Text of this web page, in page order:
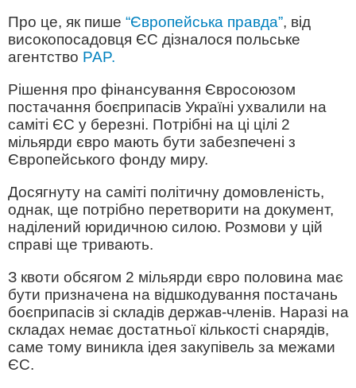
Про це, як пише “Європейська правда”, від
високопосадовця ЄС дізналося польське
агентство PAP.
Рішення про фінансування Євросоюзом
постачання боєприпасів Україні ухвалили на
саміті ЄС у березні. Потрібні на ці цілі 2
мільярди євро мають бути забезпечені з
Європейського фонду миру.
Досягнуту на саміті політичну домовленість,
однак, ще потрібно перетворити на документ,
наділений юридичною силою. Розмови у цій
справі ще тривають.
З квоти обсягом 2 мільярди євро половина має
бути призначена на відшкодування постачань
боєприпасів зі складів держав-членів. Наразі на
складах немає достатньої кількості снарядів,
саме тому виникла ідея закупівель за межами
ЄС.